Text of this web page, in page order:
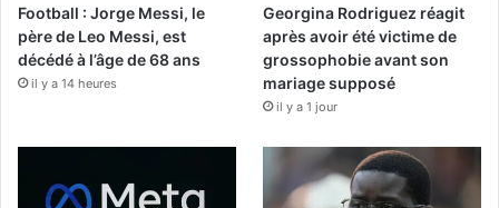
Football : Jorge Messi, le
père de Leo Messi, est
décédé à l’âge de 68 ans
il y a 14 heures
Georgina Rodriguez réagit
après avoir été victime de
grossophobie avant son
mariage supposé
il y a 1 jour